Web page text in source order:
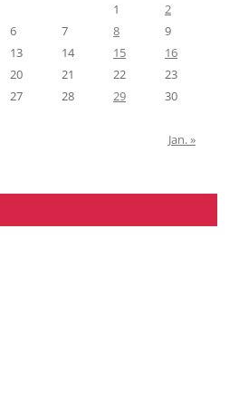
1
2
6 7 8
9
13 14 15
16
20 21 22
23
27 28 29
30
Jan. »